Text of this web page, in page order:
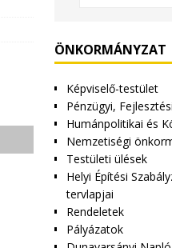
ÖNKORMÁNYZAT
Képviselő-testület
Pénzügyi,
Humánpolitikai és
Nemzetiségi
Testületi ülések
Helyi Építési
tervlapjai
Rendeletek
Pályázatok